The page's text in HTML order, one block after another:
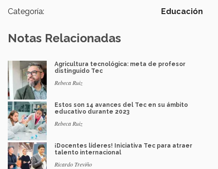
Categoría: Educación
Notas Relacionadas
Agricultura tecnológica: meta de profesor
distinguido Tec
Rebeca Ruiz
Estos son 14 avances del Tec en su ámbito
educativo durante 2023
Rebeca Ruiz
¡Docentes líderes! Iniciativa Tec para atraer
talento internacional
Ricardo Treviño